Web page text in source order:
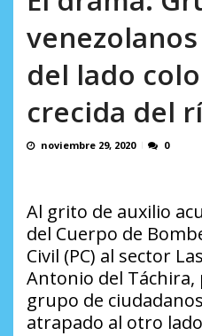
del lado
crecida del
noviembre 29, 2020 0
Al grito de auxilio
del Cuerpo de
Civil (PC) al sector
Antonio del
grupo de
atrapado al otro